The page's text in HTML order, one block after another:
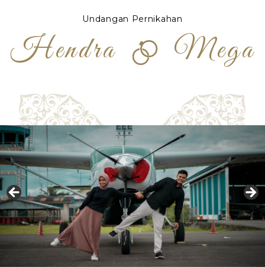
Undangan Pernikahan
Hendra Mega